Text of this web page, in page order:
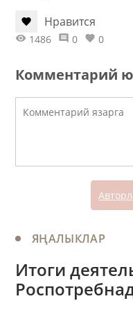
Нравится
1486 0 0
Комментарий
ЯҢАЛЫКЛАР
Итоги